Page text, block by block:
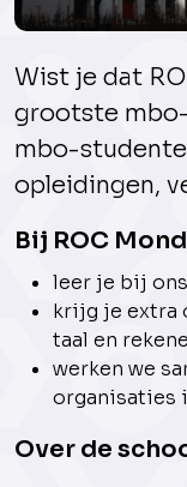
Wist je dat
grootste
mbo-
opleidingen,
Bij ROC
leer je bij
krijg je extra
taal en
werken we
organisaties
Over de